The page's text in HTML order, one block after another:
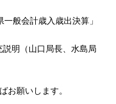
般会計歳入歳出決算」
（山口局長、水島局
願いします。